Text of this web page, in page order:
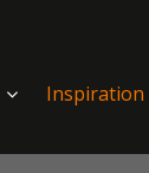
Inspiration